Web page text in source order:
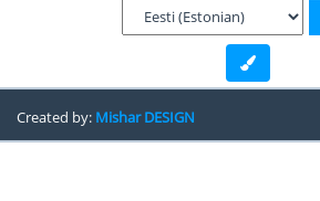
Created by: Mishar DESIGN